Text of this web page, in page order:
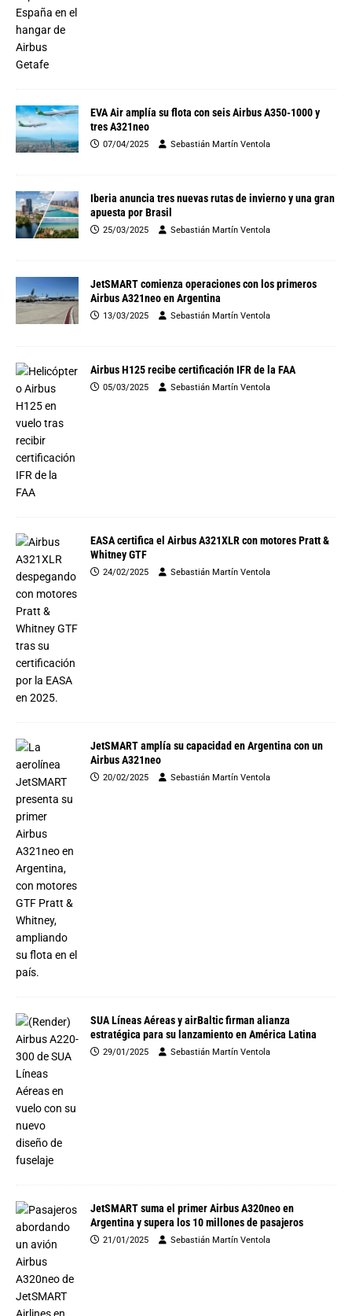
EVA Air amplía su flota con seis Airbus A350-1000 y
tres A321neo
07/04/2025 Sebastián Martín Ventola
Iberia anuncia tres nuevas rutas de invierno y una gran
apuesta por Brasil
25/03/2025 Sebastián Martín Ventola
JetSMART comienza operaciones con los primeros
Airbus A321neo en Argentina
13/03/2025 Sebastián Martín Ventola
Airbus H125 recibe certificación IFR de la FAA
05/03/2025 Sebastián Martín Ventola
EASA certifica el Airbus A321XLR con motores Pratt &
Whitney GTF
24/02/2025 Sebastián Martín Ventola
JetSMART amplía su capacidad en Argentina con un
Airbus A321neo
20/02/2025 Sebastián Martín Ventola
SUA Líneas Aéreas y airBaltic firman alianza
estratégica para su lanzamiento en América Latina
29/01/2025 Sebastián Martín Ventola
JetSMART suma el primer Airbus A320neo en
Argentina y supera los 10 millones de pasajeros
21/01/2025 Sebastián Martín Ventola